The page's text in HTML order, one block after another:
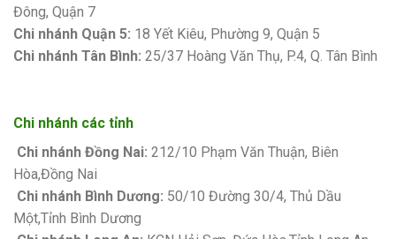
Đông, Quận 7
Chi nhánh Quận 5: 18 Yết Kiêu, Phường 9, Quận 5
Chi nhánh Tân Bình: 25/37 Hoàng Văn Thụ, P.4, Q. Tân Bình
Chi nhánh các tỉnh
Chi nhánh Đồng Nai: 212/10 Phạm Văn Thuận, Biên
Hòa,Đồng Nai
Chi nhánh Bình Dương: 50/10 Đường 30/4, Thủ Dầu
Một,Tỉnh Bình Dương